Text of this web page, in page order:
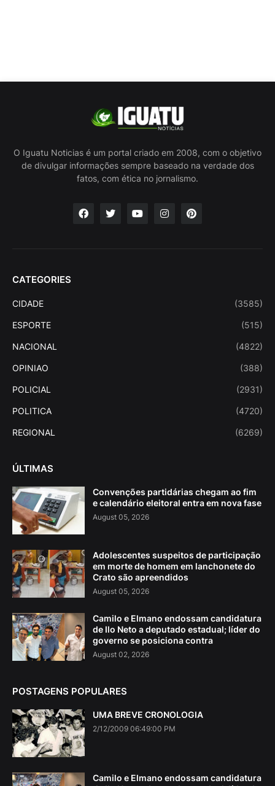
O Iguatu Noticias é um portal criado em 2008, com o objetivo
de divulgar informações sempre baseado na verdade dos
fatos, com ética no jornalismo.
CATEGORIES
CIDADE (3585)
ESPORTE (515)
NACIONAL (4822)
OPINIAO (388)
POLICIAL (2931)
POLITICA (4720)
REGIONAL (6269)
ÚLTIMAS
Convenções partidárias chegam ao fim
e calendário eleitoral entra em nova fase
August 05, 2026
Adolescentes suspeitos de participação
em morte de homem em lanchonete do
Crato são apreendidos
August 05, 2026
Camilo e Elmano endossam candidatura
de Ilo Neto a deputado estadual; líder do
governo se posiciona contra
August 02, 2026
POSTAGENS POPULARES
UMA BREVE CRONOLOGIA
2/12/2009 06:49:00 PM
Camilo e Elmano endossam candidatura